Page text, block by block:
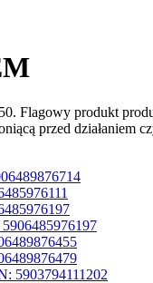
Flagowy produkt
przed
5903794111202